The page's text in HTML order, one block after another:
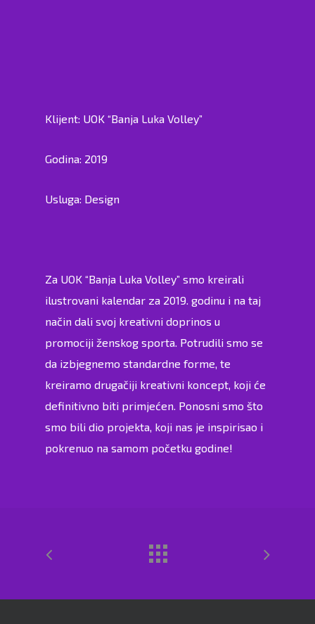
Klijent: UOK “Banja Luka Volley”
Godina: 2019
Usluga: Design
Za UOK “Banja Luka Volley” smo kreirali
ilustrovani kalendar za 2019. godinu i na taj
način dali svoj kreativni doprinos u
promociji ženskog sporta. Potrudili smo se
da izbjegnemo standardne forme, te
kreiramo drugačiji kreativni koncept, koji će
definitivno biti primjećen. Ponosni smo što
smo bili dio projekta, koji nas je inspirisao i
pokrenuo na samom početku godine!